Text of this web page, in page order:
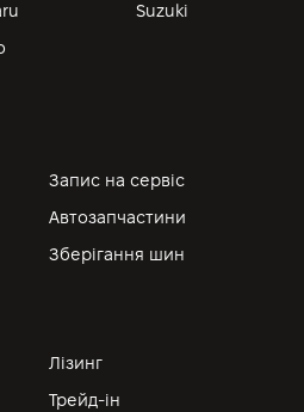
Suzuki
Запис на сервіс
Автозапчастини
Зберігання шин
Лізинг
Трейд-ін